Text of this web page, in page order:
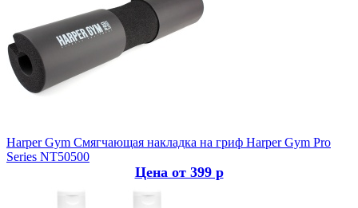
Harper Gym Смягчающая накладка на гриф Harper Gym Pro
Series NT50500
Цена от 399 р